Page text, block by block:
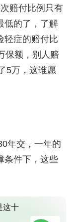
赔付比例只有
低的了，了解
轻症的赔付比
保额，别人赔
5万，这谁愿
年交，一年的
条件下，这些
这十